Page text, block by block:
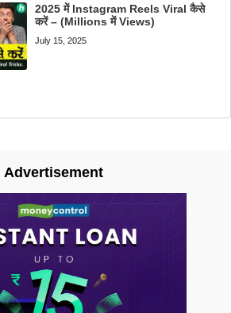
2025 में Instagram Reels Viral कैसे
करें – (Millions में Views)
July 15, 2025
Advertisement